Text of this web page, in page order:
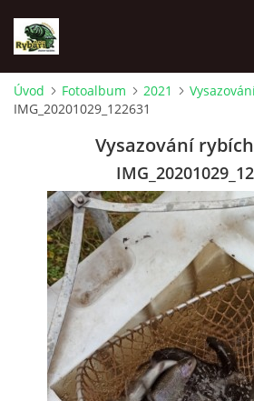
ÚVOD
SPONZOŘI MO ČRS SKUHROV NAD
O NÁS
RYBÁŘSKÝ KROUŽEK
HISTORIE
Úvod Fotoalbum 2021
IMG_20201029_122631
Vysazování